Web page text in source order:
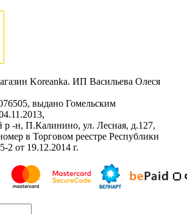
Koreanka. ИП Васильева Олеся
выдано Гомельским
р -н, П.Калинино, ул. Лесная, д.127,
в Торговом реестре Республики
2 от 19.12.2014 г.